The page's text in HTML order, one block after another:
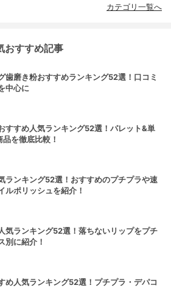
カテゴリ一覧へ
おすすめ記事
歯磨き粉おすすめランキング52選！口コミ
中心に
すすめ人気ランキング52選！パレット&単
を徹底比較！
ランキング52選！おすすめのプチプラや速
ルポリッシュを紹介！
気ランキング52選！落ちないリップをプチ
別に紹介！
め人気ランキング52選！プチプラ・デパコ